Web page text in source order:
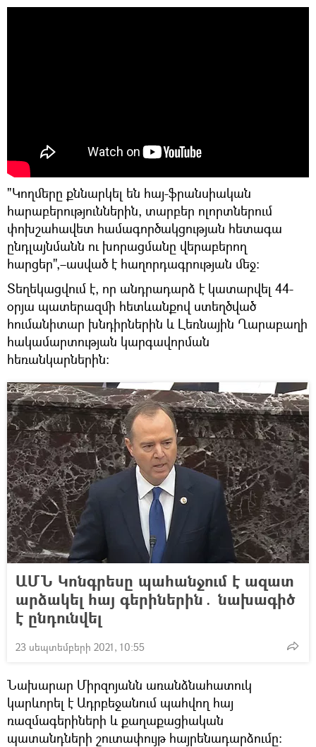
"Կողմերը քննարկել են հայ-ֆրանսիական
հարաբերություններին, տարբեր ոլորտներում
փոխշահավետ համագործակցության հետագա
ընդլայնմանն ու խորացմանը վերաբերող
հարցեր",–ասված է հաղորդագրության մեջ:
Տեղեկացվում է, որ անդրադարձ է կատարվել 44-
օրյա պատերազմի հետևանքով ստեղծված
հումանիտար խնդիրներին և Լեռնային Ղարաբաղի
հակամարտության կարգավորման
հեռանկարներին։
ԱՄՆ Կոնգրեսը պահանջում է ազատ
արձակել հայ գերիներին․ նախագիծ
է ընդունվել
23 սեպտեմբերի 2021, 10:55
Նախարար Միրզոյանն առանձնահատուկ
կարևորել է Ադրբեջանում պահվող հայ
ռազմագերիների և քաղաքացիական
պատանդների շուտափույթ հայրենադարձումը։